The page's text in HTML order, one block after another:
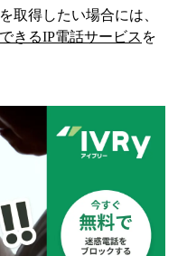
を取得したい場合には、
きるIP電話サービス を